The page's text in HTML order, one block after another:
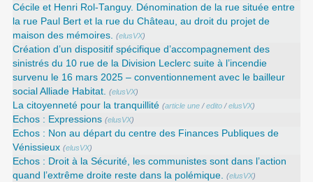
Cécile et Henri Rol-Tanguy. Dénomination de la rue située entre
la rue Paul Bert et la rue du Château, au droit du projet de
maison des mémoires. (elusVX)
Création d’un dispositif spécifique d’accompagnement des
sinistrés du 10 rue de la Division Leclerc suite à l’incendie
survenu le 16 mars 2025 – conventionnement avec le bailleur
social Alliade Habitat. (elusVX)
La citoyenneté pour la tranquillité (article une /edito /elusVX)
Echos : Expressions (elusVX)
Echos : Non au départ du centre des Finances Publiques de
Vénissieux (elusVX)
Echos : Droit à la Sécurité, les communistes sont dans l’action
quand l’extrême droite reste dans la polémique. (elusVX)